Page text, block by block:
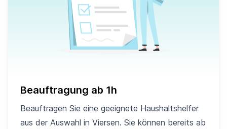
Beauftragung ab 1h
Beauftragen Sie eine geeignete Haushaltshelfer
aus der Auswahl in Viersen. Sie können bereits ab